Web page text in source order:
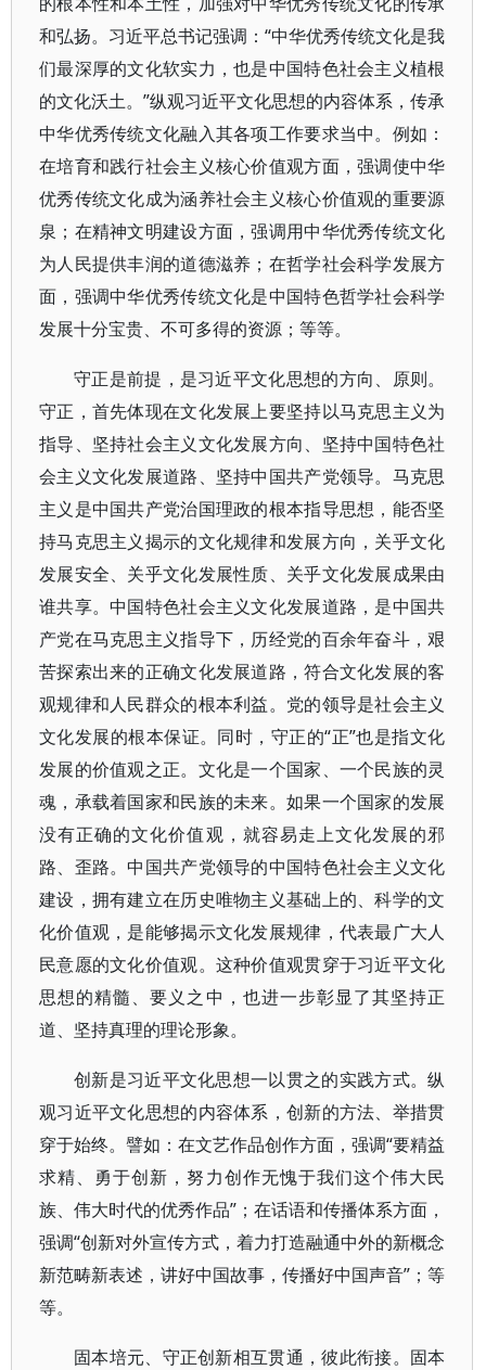
和弘扬。习近平总书记强调：“中华优秀传统文化是我
们最深厚的文化软实力，也是中国特色社会主义植根
的文化沃土。”纵观习近平文化思想的内容体系，传承
中华优秀传统文化融入其各项工作要求当中。例如：
在培育和践行社会主义核心价值观方面，强调使中华
优秀传统文化成为涵养社会主义核心价值观的重要源
泉；在精神文明建设方面，强调用中华优秀传统文化
为人民提供丰润的道德滋养；在哲学社会科学发展方
面，强调中华优秀传统文化是中国特色哲学社会科学
发展十分宝贵、不可多得的资源；等等。
守正是前提，是习近平文化思想的方向、原则。
守正，首先体现在文化发展上要坚持以马克思主义为
指导、坚持社会主义文化发展方向、坚持中国特色社
会主义文化发展道路、坚持中国共产党领导。马克思
主义是中国共产党治国理政的根本指导思想，能否坚
持马克思主义揭示的文化规律和发展方向，关乎文化
发展安全、关乎文化发展性质、关乎文化发展成果由
谁共享。中国特色社会主义文化发展道路，是中国共
产党在马克思主义指导下，历经党的百余年奋斗，艰
苦探索出来的正确文化发展道路，符合文化发展的客
观规律和人民群众的根本利益。党的领导是社会主义
文化发展的根本保证。同时，守正的“正”也是指文化
发展的价值观之正。文化是一个国家、一个民族的灵
魂，承载着国家和民族的未来。如果一个国家的发展
没有正确的文化价值观，就容易走上文化发展的邪
路、歪路。中国共产党领导的中国特色社会主义文化
建设，拥有建立在历史唯物主义基础上的、科学的文
化价值观，是能够揭示文化发展规律，代表最广大人
民意愿的文化价值观。这种价值观贯穿于习近平文化
思想的精髓、要义之中，也进一步彰显了其坚持正
道、坚持真理的理论形象。
创新是习近平文化思想一以贯之的实践方式。纵
观习近平文化思想的内容体系，创新的方法、举措贯
穿于始终。譬如：在文艺作品创作方面，强调“要精益
求精、勇于创新，努力创作无愧于我们这个伟大民
族、伟大时代的优秀作品”；在话语和传播体系方面，
强调“创新对外宣传方式，着力打造融通中外的新概念
新范畴新表述，讲好中国故事，传播好中国声音”；等
等。
固本培元、守正创新相互贯通，彼此衔接。固本